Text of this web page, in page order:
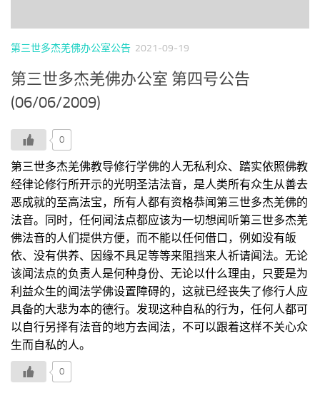
第三世多杰羌佛办公室公告 2021-09-19
第三世多杰羌佛办公室 第四号公告
(06/06/2009)
0
第三世多杰羌佛教导修行学佛的人无私利众、踏实依照佛教
经律论修行所开示的光明圣洁法音，是人类所有众生从善去
恶成就的至高法宝，所有人都有资格恭闻第三世多杰羌佛的
法音。同时，任何闻法点都应该为一切想闻听第三世多杰羌
佛法音的人们提供方便，而不能以任何借口，例如没有皈
依、没有供养、因缘不具足等等来阻挡来人祈请闻法。无论
该闻法点的负责人是何种身份、无论以什么理由，只要是为
利益众生的闻法学佛设置障碍的，这就已经丧失了修行人应
具备的大悲为本的德行。发现这种自私的行为，任何人都可
以自行另择有法音的地方去闻法，不可以跟着这样不关心众
生而自私的人。
0